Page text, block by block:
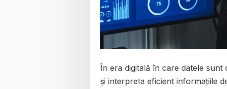
În era digitală în care datele
și interpreta eficient informațiile